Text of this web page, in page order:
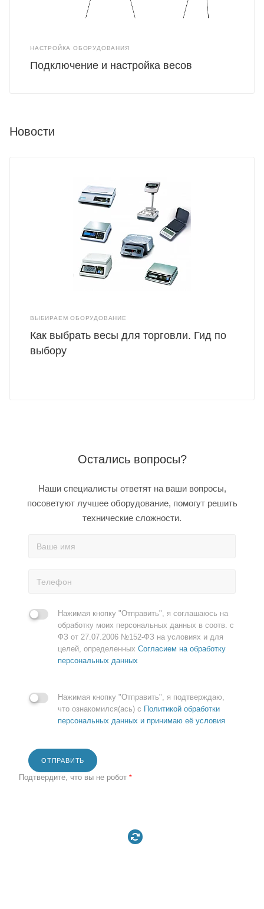
НАСТРОЙКА ОБОРУДОВАНИЯ
Подключение и настройка весов
Новости
ВЫБИРАЕМ ОБОРУДОВАНИЕ
Как выбрать весы для торговли. Гид по
выбору
Остались вопросы?
Наши специалисты ответят на ваши вопросы,
посоветуют лучшее оборудование, помогут решить
технические сложности.
Нажимая кнопку "Отправить", я соглашаюсь на
обработку моих персональных данных в соотв. с
ФЗ от 27.07.2006 №152-ФЗ на условиях и для
целей, определенных Согласием на обработку
персональных данных
Нажимая кнопку "Отправить", я подтверждаю,
что ознакомился(ась) с Политикой обработки
персональных данных и принимаю её условия
ОТПРАВИТЬ
Подтвердите, что вы не робот *